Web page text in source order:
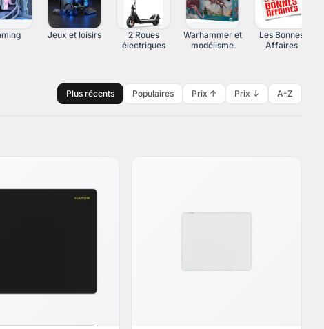
Jeux et loisirs
2 Roues
électriques
Warhammer et
modélisme
Les Bonnes
Affaires
Plus récents Populaires Prix ↑ Prix ↓ A-Z